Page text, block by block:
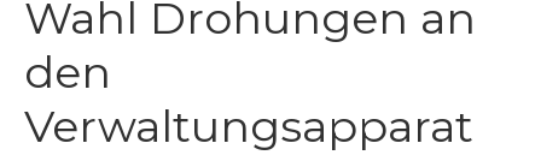
Wahl Drohungen an
den
Verwaltungsapparat